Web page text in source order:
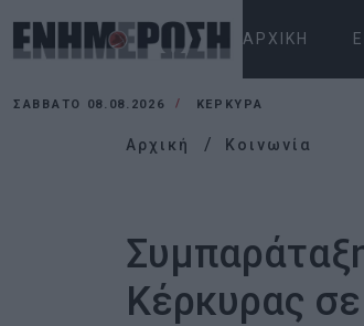
ΑΡΧΙΚΉ
ΣΆΒΒΑΤΟ 08.08.2026 ΚΕΡΚΥΡΑ
Αρχική Κοινωνία
Κέρκυρας